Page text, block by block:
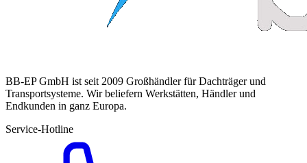
BB-EP GmbH ist seit 2009 Großhändler für Dachträger und
Transportsysteme. Wir beliefern Werkstätten, Händler und
Endkunden in ganz Europa.
Service-Hotline